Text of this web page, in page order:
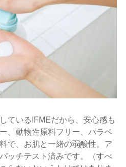
ているIFMEだから、安心感も
、動物性原料フリー、パラベ
で、お肌と一緒の弱酸性。ア
ッチテスト済みです。（すべ